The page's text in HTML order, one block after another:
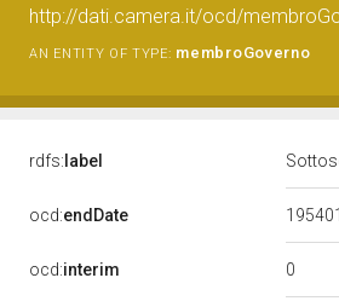
http://dati.camera.it/ocd/
AN ENTITY OF TYPE: membroGoverno
rdfs: label
ocd:endDate
ocd:interim 0